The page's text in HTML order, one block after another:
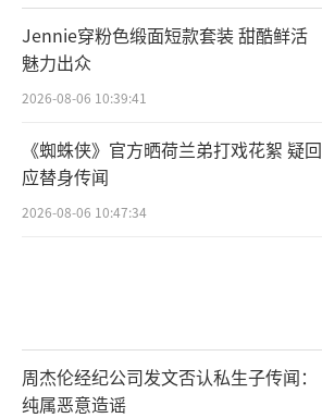
Jennie穿粉色缎面短款套装 甜酷鲜活
魅力出众
2026-08-06 10:39:41
《蜘蛛侠》官方晒荷兰弟打戏花絮 疑回
应替身传闻
2026-08-06 10:47:34
周杰伦经纪公司发文否认私生子传闻：
纯属恶意造谣